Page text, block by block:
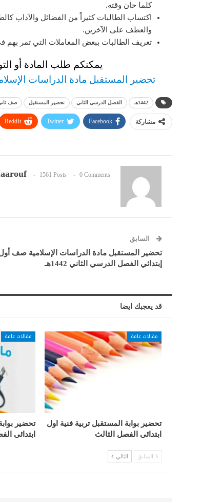
كلما حان وقته.
اكتساب الطالبات كثيراً من الفضائل والآداب
والعطف على الآخرين.
تعريف الطالبات ببعض المعاملات التي تمر بهم
يمكنكم طلب المادة أو
تحضير المستقبل مادة الدراسات
1442هـ الفصل الدرسي الثاني تحضير المستقبل صف
مشاركة Facebook
Twitter
ReddIt
1561 Posts 0 Comments
السابق
تحضير المستقبل مادة الدراسات الإسلامية صف
إبتدائي الفصل الدرسي الثاني 1442هـ
قد يعجبك ايضا
مقالات عامة
تحضير بوابة المستقبل تربية فنية اول
ابتدائى الفصل الثالث
مقالات عامة
تحضير
ابتدائى
السابق التالي